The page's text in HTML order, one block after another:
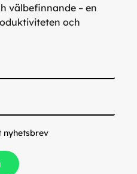
välbefinnande – en
och
nyhetsbrev